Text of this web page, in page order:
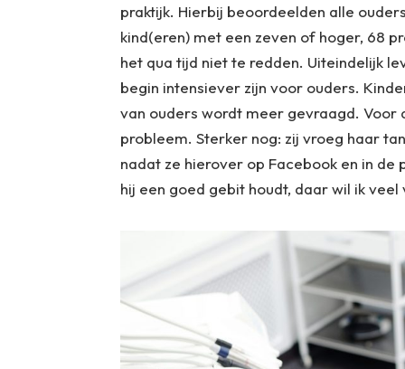
praktijk. Hierbij beoordeelden alle
kind(eren) met een zeven of hoger, 68
het qua tijd niet te redden. Uiteindelijk
begin intensiever zijn voor ouders.
van ouders wordt meer gevraagd. Voor
probleem. Sterker nog: zij vroeg haar
nadat ze hierover op Facebook en in de
hij een goed gebit houdt, daar wil ik veel